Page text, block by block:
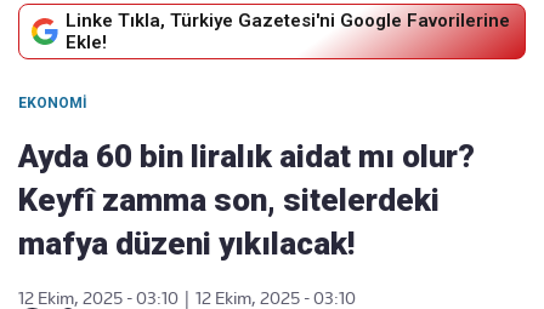
Linke Tıkla, Türkiye Gazetesi'ni Google Favorilerine
Ekle!
EKONOMI
Ayda 60 bin liralık aidat mı olur?
Keyfî zamma son, sitelerdeki
mafya düzeni yıkılacak!
12 Ekim, 2025 - 03:10
12 Ekim, 2025 - 03:10